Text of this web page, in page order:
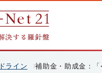
ライン 補助金・助成金：